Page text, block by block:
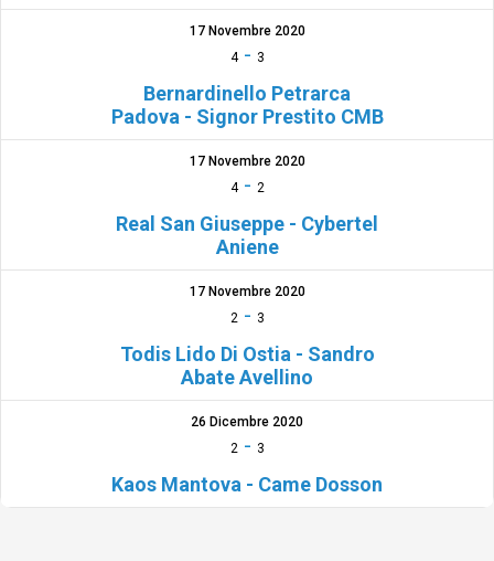
17 Novembre 2020
4- 3
Bernardinello Petrarca
Padova - Signor Prestito CMB
17 Novembre 2020
4- 2
Real San Giuseppe - Cybertel
Aniene
17 Novembre 2020
2- 3
Todis Lido Di Ostia - Sandro
Abate Avellino
26 Dicembre 2020
2- 3
Kaos Mantova - Came Dosson